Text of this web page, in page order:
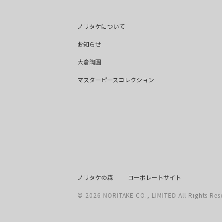
ノリタケについて
お知らせ
大倉陶園
マスターピースコレクション
ノリタケの森 コーポレートサイト
© 2026 NORITAKE CO., LIMITED All Rights